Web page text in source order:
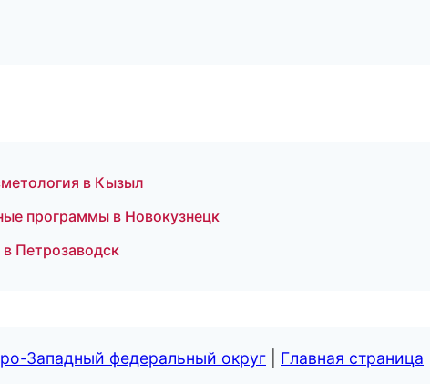
в Кызыл
программы в Новокузнецк
Петрозаводск
Западный федеральный округ Главная страница